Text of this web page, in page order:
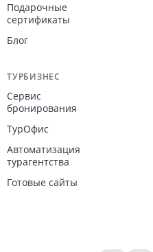
Подарочные
сертификаты
Блог
ТУРБИЗНЕС
Сервис
бронирования
ТурОфис
Автоматизация
турагентства
Готовые сайты